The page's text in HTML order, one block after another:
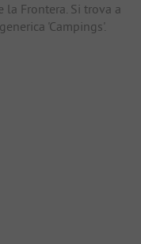
Frontera. Si trova a
'Campings'.